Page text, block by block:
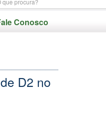
Conosco
D2 no